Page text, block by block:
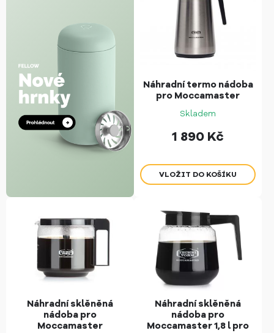
Náhradní termo nádoba
pro Moccamaster
Skladem
1 890 Kč
Náhradní sklěněná
nádoba pro
Moccamaster
Náhradní sklěněná
nádoba pro
Moccamaster 1,8 l pro